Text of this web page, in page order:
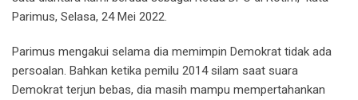
Parimus, Selasa, 24 Mei 2022.
Parimus mengakui selama dia memimpin Demokrat tidak ada
persoalan. Bahkan ketika pemilu 2014 silam saat suara
Demokrat terjun bebas, dia masih mampu mempertahankan